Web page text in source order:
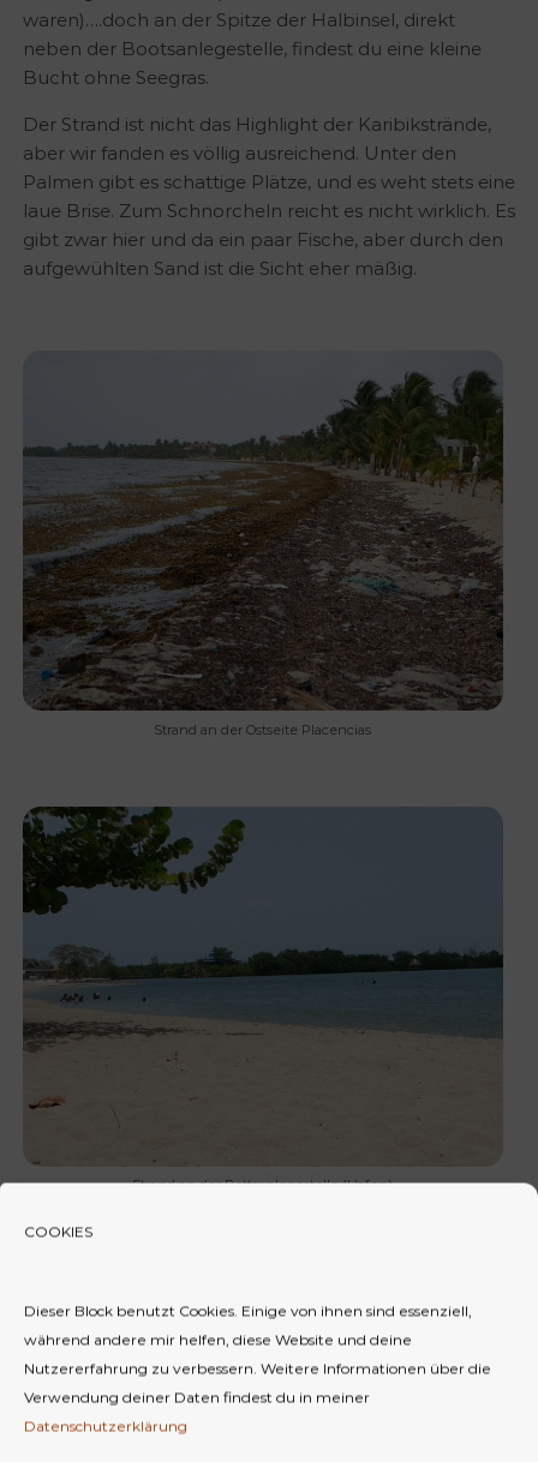
COOKIES
Dieser Block benutzt Cookies. Einige von ihnen sind essenziell,
während andere mir helfen, diese Website und deine
Nutzererfahrung zu verbessern. Weitere Informationen über die
Verwendung deiner Daten findest du in meiner
Datenschutzerklärung
waren)….doch an der Spitze der Halbinsel, direkt
neben der Bootsanlegestelle, findest du eine kleine
Bucht ohne Seegras.
Der Strand ist nicht das Highlight der Karibikstrände,
aber wir fanden es völlig ausreichend. Unter den
Palmen gibt es schattige Plätze, und es weht stets eine
laue Brise. Zum Schnorcheln reicht es nicht wirklich. Es
gibt zwar hier und da ein paar Fische, aber durch den
aufgewühlten Sand ist die Sicht eher mäßig.
Strand an der Ostseite Placencias
Strand an der Bottsanlegestelle (Hafen)
Einen typischen Sandliegestrand gibt es hier nicht,
doch was erwartet dich auf Caye Caulker? Die kleine
Insel liegt ca. 35 Kilometer nordöstlich von Belize City
und wird mehrmals täglich von den Fähren